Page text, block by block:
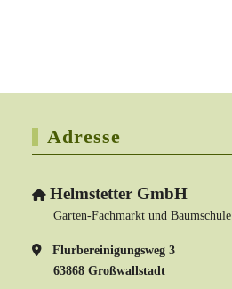
Adresse
Helmstetter GmbH
Garten-Fachmarkt und Baumschule
Flurbereinigungsweg 3
63868 Großwallstadt